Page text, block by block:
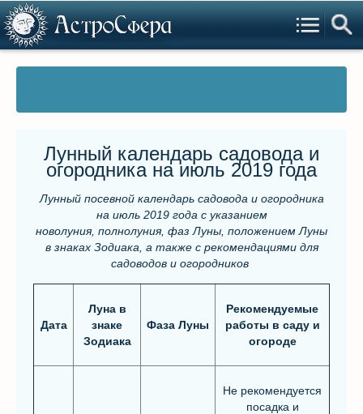
Лунный календарь садовода и
огородника на июль 2019 года
Лунный посевной календарь садовода и огородника
на июль 2019 года с указанием
новолуния, полнолуния, фаз Луны, положением Луны
в знаках Зодиака, а также с рекомендациями для
садоводов и огородников
Дата
Луна в
знаке
Зодиака
Фаза Луны
Рекомендуемые
работы в саду и
огороде
Не рекомендуется
посадка и